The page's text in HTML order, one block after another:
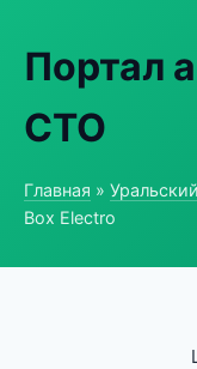
Портал
СТО
Главная »
Box Electro